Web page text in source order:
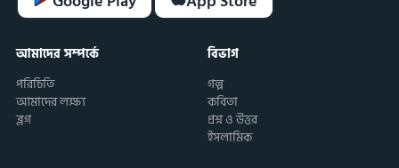
আমাদের সম্পর্কে
পরিচিতি
আমাদের লক্ষ্য
ব্লগ
বিভাগ
গল্প
কবিতা
প্রশ্ন ও উত্তর
ইসলামিক